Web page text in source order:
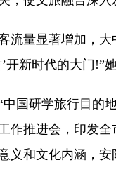
量显著增加，大
开新时代的大门!”
研学旅行目的地
作推进会，印发
义和文化内涵，